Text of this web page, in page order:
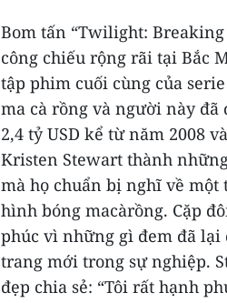
Bom tấn “Twilight:
công chiếu rộng rãi tại Bắc
tập phim cuối cùng của
ma cà rồng và người này
2,4 tỷ USD kể từ năm 2008
Kristen Stewart thành
mà họ chuẩn bị nghĩ về
hình bóng macàrồng. Cặp
phúc vì những gì đem đã lại
trang mới trong sự nghiệp.
đẹp chia sẻ: “Tôi rất hạnh